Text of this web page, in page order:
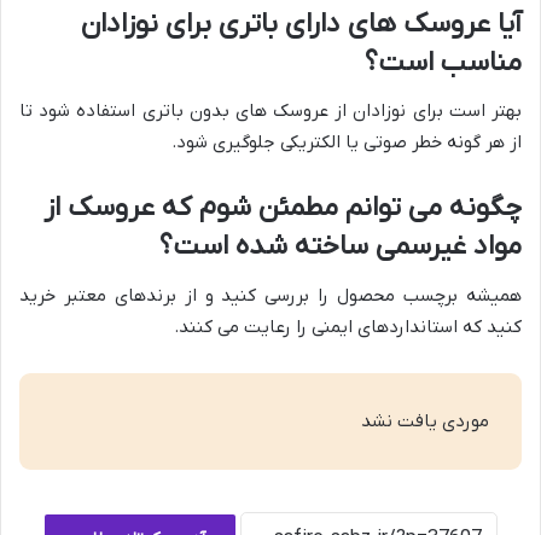
آیا عروسک های دارای باتری برای نوزادان
مناسب است؟
بهتر است برای نوزادان از عروسک های بدون باتری استفاده شود تا
از هر گونه خطر صوتی یا الکتریکی جلوگیری شود.
چگونه می توانم مطمئن شوم که عروسک از
مواد غیرسمی ساخته شده است؟
همیشه برچسب محصول را بررسی کنید و از برندهای معتبر خرید
کنید که استانداردهای ایمنی را رعایت می کنند.
موردی یافت نشد